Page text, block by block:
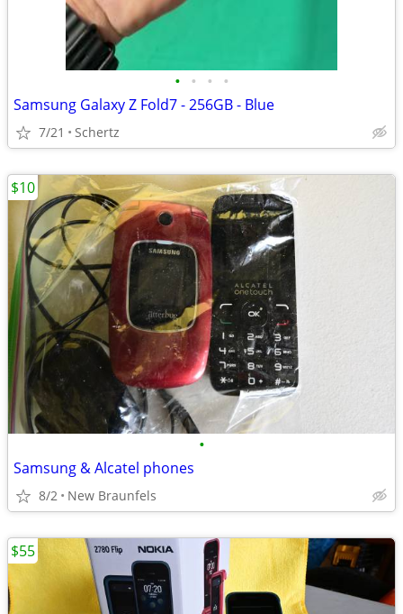
• • • •
Samsung Galaxy Z Fold7 - 256GB - Blue
7/21 Schertz
•
Samsung & Alcatel phones
8/2 New Braunfels
$10
$55